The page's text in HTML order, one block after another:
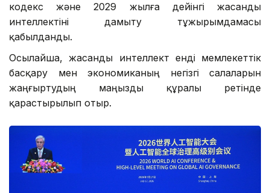
кодекс және 2029 жылға дейінгі жасанды
интеллектіні дамыту тұжырымдамасы
қабылданды.
Осылайша, жасанды интеллект енді мемлекеттік
басқару мен экономиканың негізгі салаларын
жаңғыртудың маңызды құралы ретінде
қарастырылып отыр.